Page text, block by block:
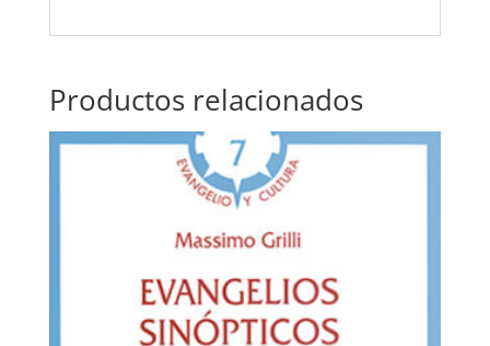
Productos relacionados